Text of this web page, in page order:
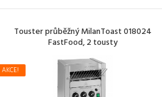
Touster průběžný MilanToast 018024
FastFood, 2 tousty
AKCE!